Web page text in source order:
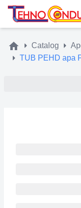
Catalog
TUB PEHD apa